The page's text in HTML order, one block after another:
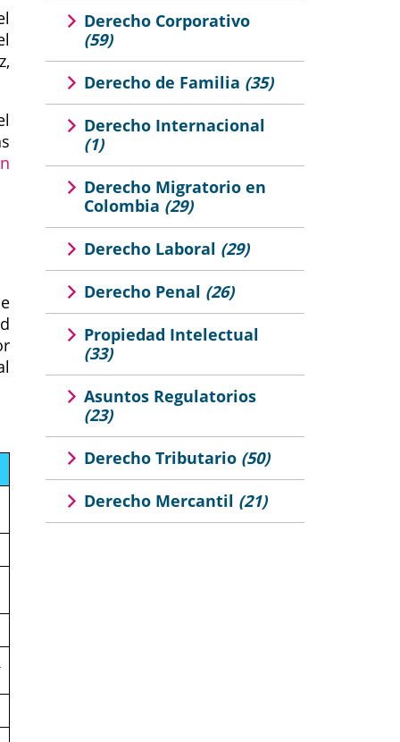
Derecho Corporativo
(59)
Derecho de Familia (35)
Derecho Internacional
(1)
Derecho Migratorio en
Colombia (29)
Derecho Laboral (29)
Derecho Penal (26)
Propiedad Intelectual
(33)
Asuntos Regulatorios
(23)
Derecho Tributario (50)
Derecho Mercantil (21)